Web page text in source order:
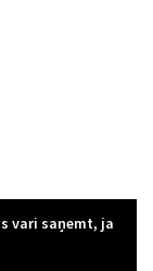
vari saņemt, ja